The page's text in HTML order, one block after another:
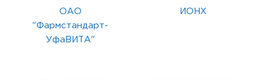
ОАО
"Фармстандарт-
УфаВИТА"
ИОНХ